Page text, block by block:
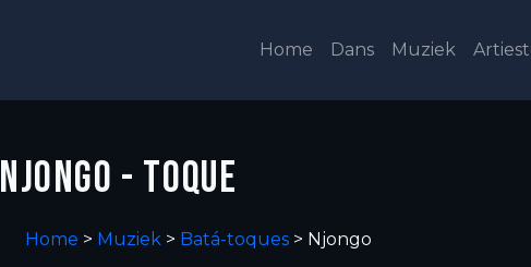
Home Dans Muziek
NJONGO - TOQUE
Home > Muziek > Batá-toques > Njongo